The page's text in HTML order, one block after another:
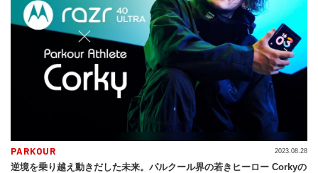
PARKOUR
逆境を乗り越え動きだした未来。パルクール界の若きヒーロー Corkyの
2023.08.28